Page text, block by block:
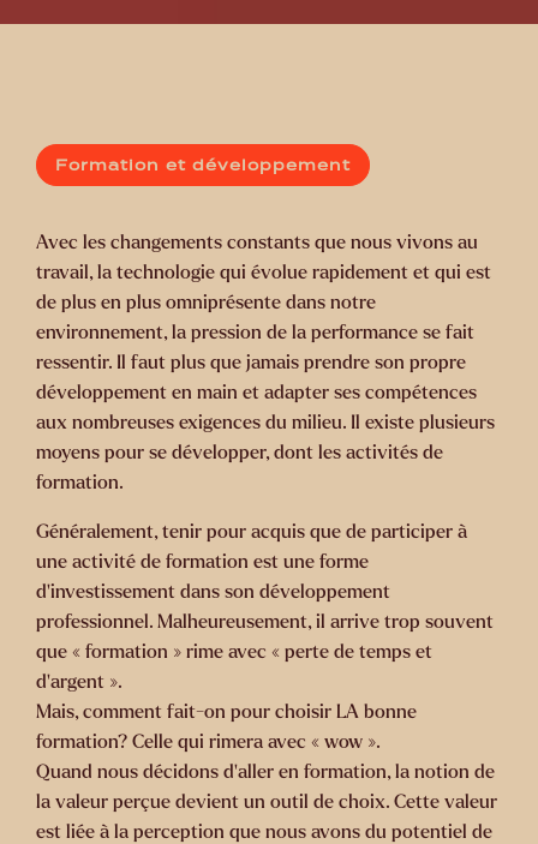
Formation et développement
Avec les changements constants que nous vivons au
travail, la technologie qui évolue rapidement et qui est
de plus en plus omniprésente dans notre
environnement, la pression de la performance se fait
ressentir. Il faut plus que jamais prendre son propre
développement en main et adapter ses compétences
aux nombreuses exigences du milieu. Il existe plusieurs
moyens pour se développer, dont les activités de
formation.
Généralement, tenir pour acquis que de participer à
une activité de formation est une forme
d’investissement dans son développement
professionnel. Malheureusement, il arrive trop souvent
que « formation » rime avec « perte de temps et
d’argent ».
Mais, comment fait-on pour choisir LA bonne
formation? Celle qui rimera avec « wow ».
Quand nous décidons d’aller en formation, la notion de
la valeur perçue devient un outil de choix. Cette valeur
est liée à la perception que nous avons du potentiel de